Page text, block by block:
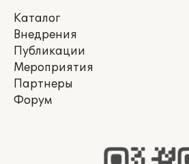
Каталог
Внедрения
Публикации
Мероприятия
Партнеры
Форум